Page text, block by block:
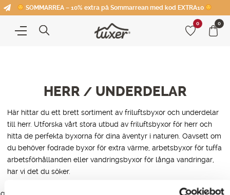
SOMMARREA – 10% extra på Sommarrean med kod EXTRA10
0 0
HERR / UNDERDELAR
Här hittar du ett brett sortiment av friluftsbyxor och underdelar
till herr. Utforska vårt stora utbud av friluftsbyxor för herr och
hitta de perfekta byxorna för dina äventyr i naturen. Oavsett om
du behöver fodrade byxor för extra värme, arbetsbyxor för tuffa
arbetsförhållanden eller vandringsbyxor för långa vandringar,
har vi det du söker.
Fritidsbyxor